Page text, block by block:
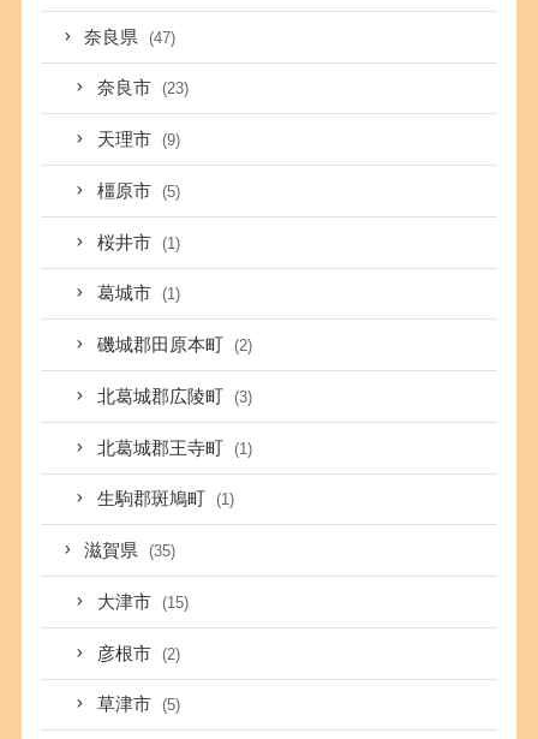
奈良県 (47)
奈良市 (23)
天理市 (9)
橿原市 (5)
桜井市 (1)
葛城市 (1)
磯城郡田原本町 (2)
北葛城郡広陵町 (3)
北葛城郡王寺町 (1)
生駒郡斑鳩町 (1)
滋賀県 (35)
大津市 (15)
彦根市 (2)
草津市 (5)